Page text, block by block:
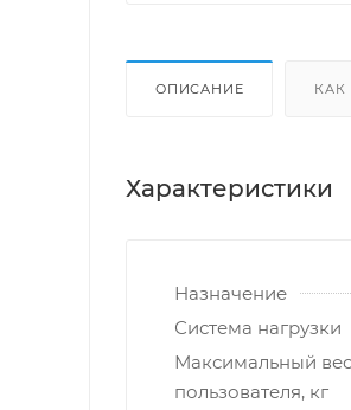
ОПИСАНИЕ КАК
Характеристики
Назначение
Система нагрузки
Максимальный вес
пользователя, кг